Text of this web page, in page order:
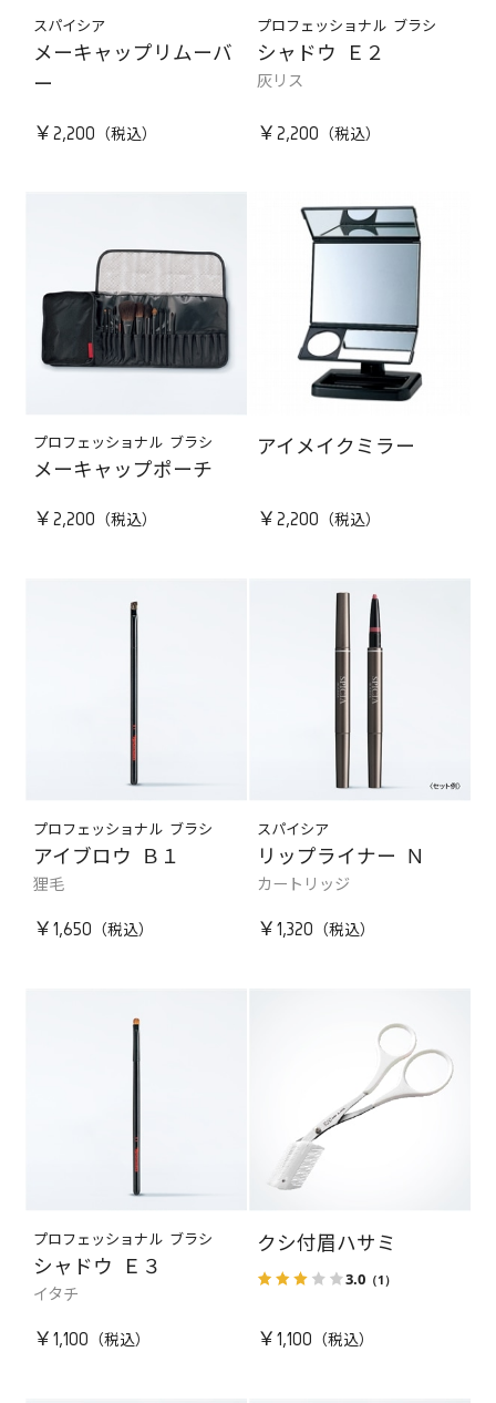
スパイシア
メーキャップリムーバ
ー
￥2,200
プロフェッショナル ブラシ
シャドウ Ｅ２
灰リス
￥2,200
プロフェッショナル ブラシ
メーキャップポーチ
￥2,200
アイメイクミラー
￥2,200
プロフェッショナル ブラシ
アイブロウ Ｂ１
狸毛
￥1,650
スパイシア
リップライナー Ｎ
カートリッジ
￥1,320
プロフェッショナル ブラシ
シャドウ Ｅ３
イタチ
￥1,100
クシ付眉ハサミ
3.0（1）
￥1,100